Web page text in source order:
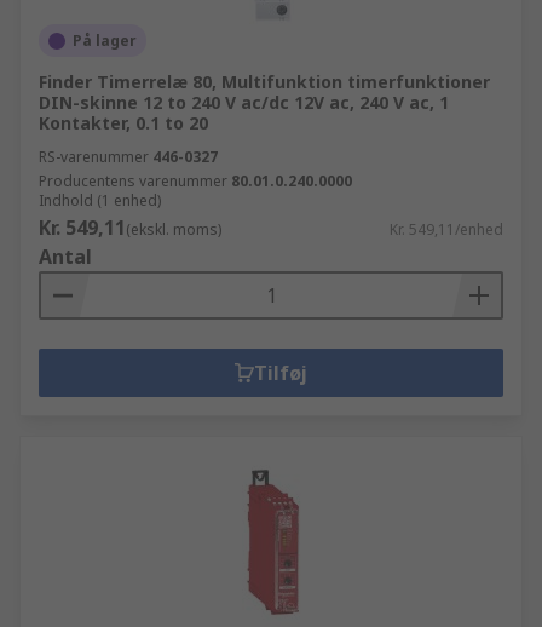
På lager
Finder Timerrelæ 80, Multifunktion timerfunktioner
DIN-skinne 12 to 240 V ac/dc 12V ac, 240 V ac, 1
Kontakter, 0.1 to 20
RS-varenummer 446-0327
Producentens varenummer 80.01.0.240.0000
Indhold (1 enhed)
Kr. 549,11(ekskl. moms) Kr. 549,11/enhed
Antal
Tilføj